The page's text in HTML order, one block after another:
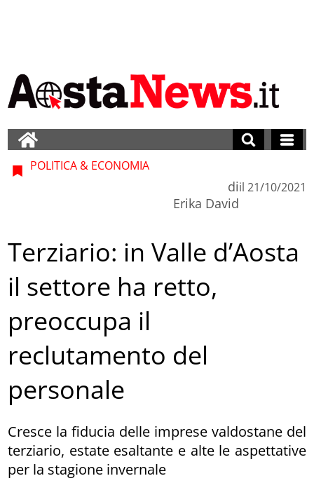
POLITICA & ECONOMIA
di
Erika David
il 21/10/2021
Terziario: in Valle d’Aosta
il settore ha retto,
preoccupa il
reclutamento del
personale
Cresce la fiducia delle imprese valdostane del
terziario, estate esaltante e alte le aspettative
per la stagione invernale